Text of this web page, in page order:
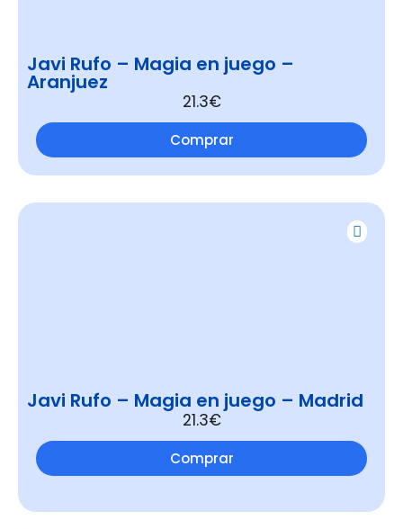
Javi Rufo – Magia en juego –
Aranjuez
21.3€
Comprar
Javi Rufo – Magia en juego – Madrid
21.3€
Comprar